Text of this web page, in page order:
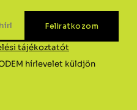
tájékoztatót
hírlevelet küldjön